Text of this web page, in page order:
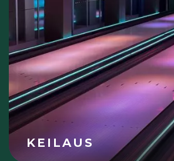
KEILAUS